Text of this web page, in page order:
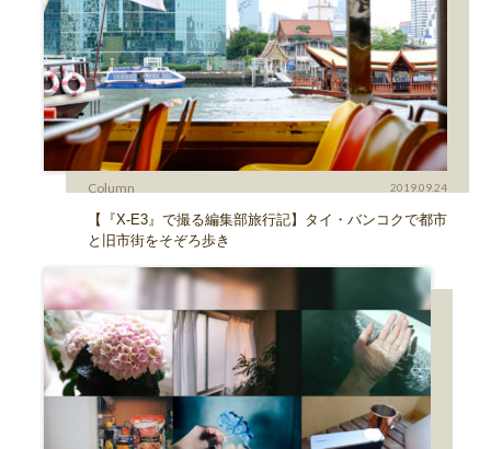
Column 2019.09.24
【『X-E3』で撮る編集部旅行記】タイ・バンコクで都市
と旧市街をそぞろ歩き